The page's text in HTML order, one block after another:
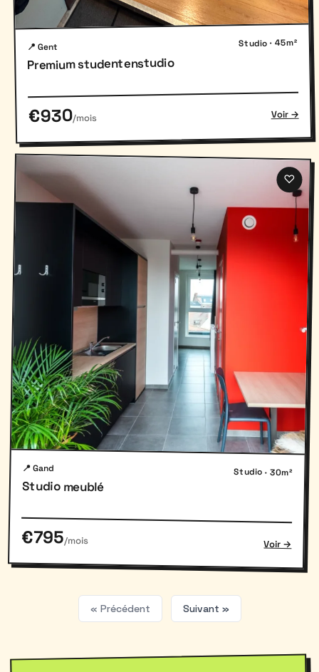
📍 Gent Studio · 45m²
Premium studentenstudio
€930/mois Voir →
♡
📍 Gand Studio · 30m²
Studio meublé
€795/mois Voir →
« Précédent Suivant »